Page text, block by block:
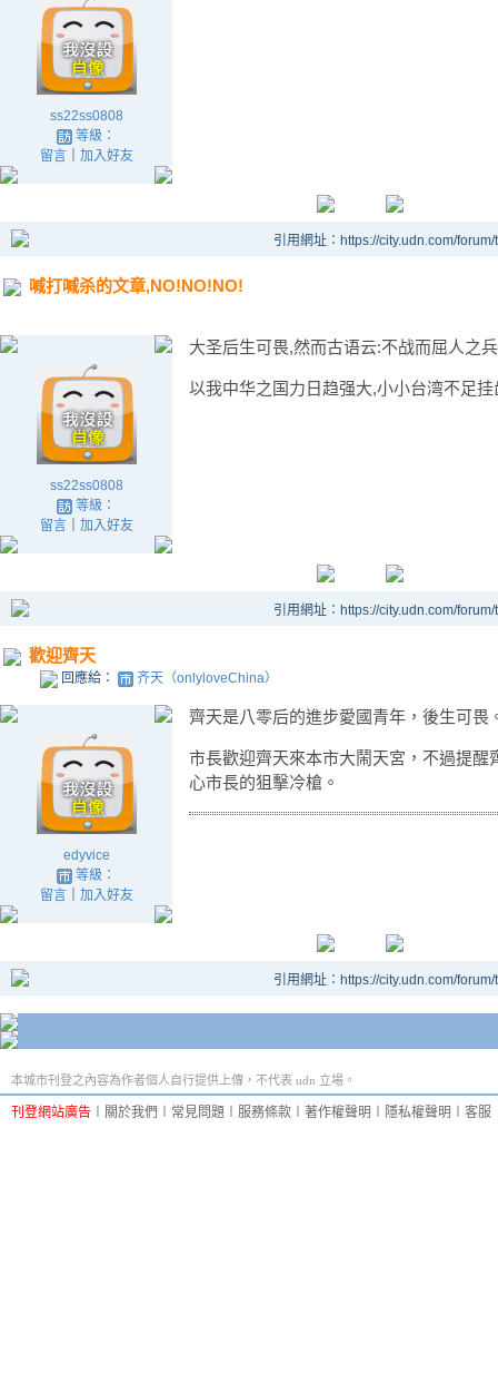
ss22ss0808
等級：
留言｜ 加入好友
引用網址：https://city.udn.com/
喊打喊杀的文章,NO!NO!NO!
ss22ss0808
等級：
留言｜ 加入好友
大圣后生可畏,然而古语云:不战而屈人之
以我中华之国力日趋强大,小小台湾不足挂
引用網址：https://city.udn.com/
歡迎齊天
回應給： 齐天（onlyloveChina）
edyvice
等級：
留言｜ 加入好友
齊天是八零后的進步愛國青年，後生可畏
市長歡迎齊天來本市大鬧天宮，不過提
心市長的狙擊冷槍。
引用網址：https://city.udn.com/
本城市刊登之內容為作者個人自行提供上傳，不代表 udn 立場。
刊登網站廣告 關於我們 常見問題 服務條款 著作權聲明 隱私權聲明 客服